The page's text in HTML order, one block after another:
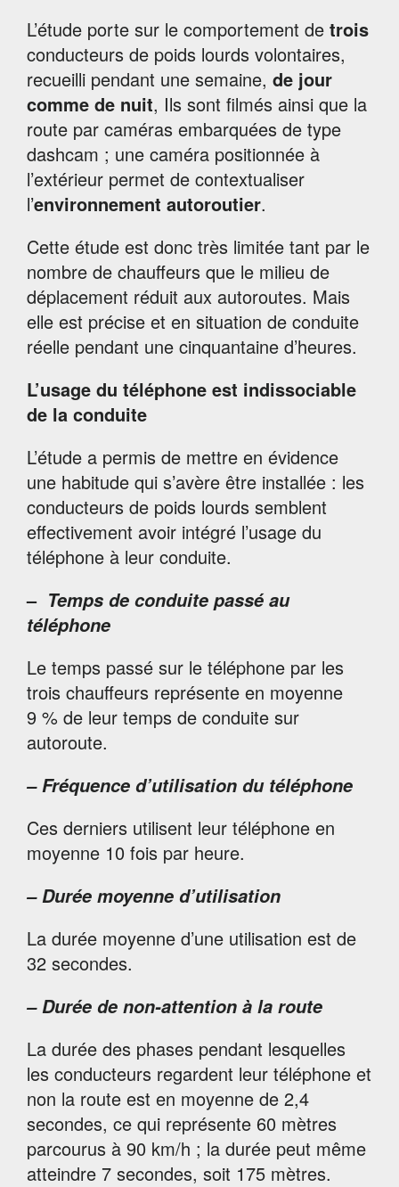
L’étude porte sur le comportement de trois
conducteurs de poids lourds volontaires,
recueilli pendant une semaine, de jour
comme de nuit, Ils sont filmés ainsi que la
route par caméras embarquées de type
dashcam ; une caméra positionnée à
l’extérieur permet de contextualiser
l’environnement autoroutier.
Cette étude est donc très limitée tant par le
nombre de chauffeurs que le milieu de
déplacement réduit aux autoroutes. Mais
elle est précise et en situation de conduite
réelle pendant une cinquantaine d’heures.
L’usage du téléphone est indissociable
de la conduite
L’étude a permis de mettre en évidence
une habitude qui s’avère être installée : les
conducteurs de poids lourds semblent
effectivement avoir intégré l’usage du
téléphone à leur conduite.
– Temps de conduite passé au
téléphone
Le temps passé sur le téléphone par les
trois chauffeurs représente en moyenne
9 % de leur temps de conduite sur
autoroute.
– Fréquence d’utilisation du téléphone
Ces derniers utilisent leur téléphone en
moyenne 10 fois par heure.
– Durée moyenne d’utilisation
La durée moyenne d’une utilisation est de
32 secondes.
– Durée de non-attention à la route
La durée des phases pendant lesquelles
les conducteurs regardent leur téléphone et
non la route est en moyenne de 2,4
secondes, ce qui représente 60 mètres
parcourus à 90 km/h ; la durée peut même
atteindre 7 secondes, soit 175 mètres.